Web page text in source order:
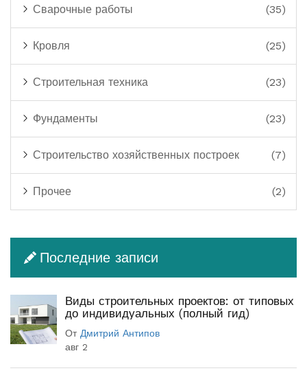
Сварочные работы (35)
Кровля (25)
Строительная техника (23)
Фундаменты (23)
Строительство хозяйственных построек (7)
Прочее (2)
Последние записи
Виды строительных проектов: от типовых
до индивидуальных (полный гид)
От Дмитрий Антипов
авг 2